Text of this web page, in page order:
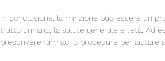
In conclusione, la minzione può essere un
tratto urinario, la salute generale e l'età. Ad
prescrivere farmaci o procedure per aiutare